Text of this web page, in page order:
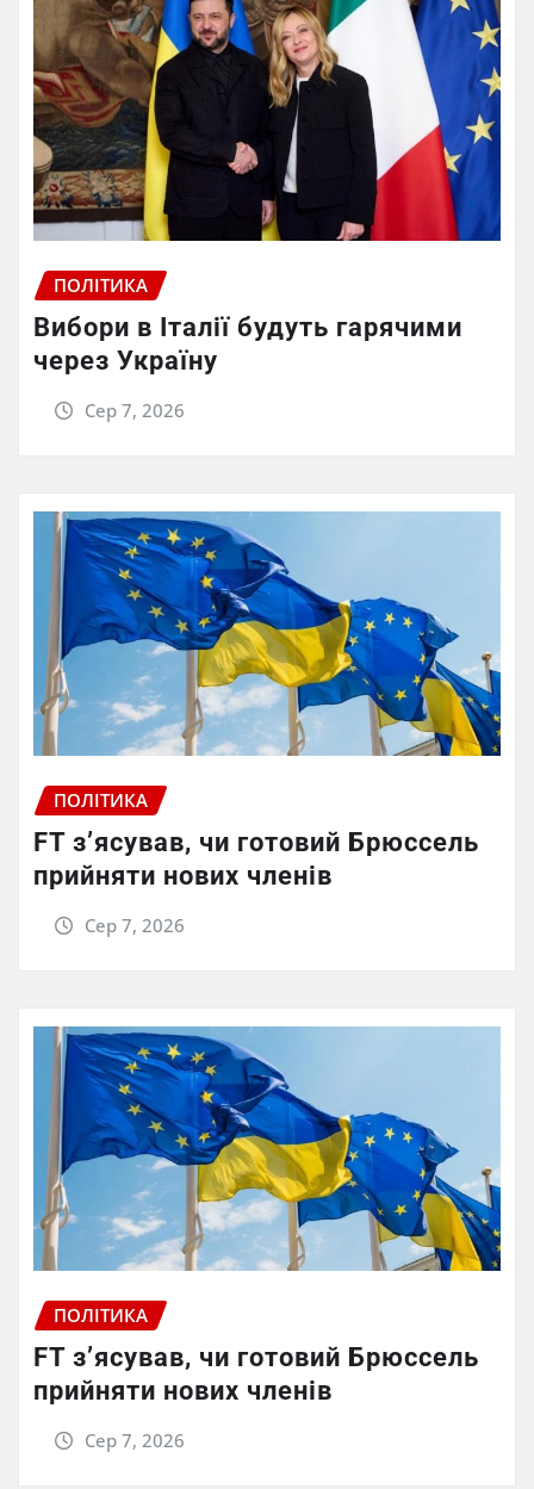
ПОЛІТИКА
Вибори в Італії будуть гарячими
через Україну
Сер 7, 2026
ПОЛІТИКА
FT зʼясував, чи готовий Брюссель
прийняти нових членів
Сер 7, 2026
ПОЛІТИКА
FT зʼясував, чи готовий Брюссель
прийняти нових членів
Сер 7, 2026